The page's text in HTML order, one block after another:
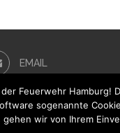
EMAIL
Feuerwehr Hamburg!
sogenannte
wir von Ihrem